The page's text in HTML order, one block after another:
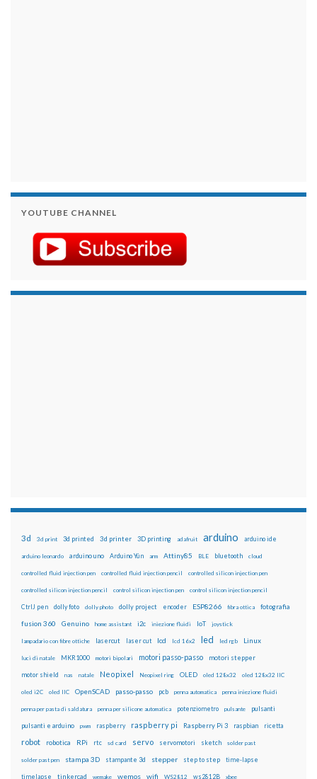
YOUTUBE CHANNEL
3d 3d print 3d printed 3d printer 3D printing adafruit arduino arduino ide
arduino leonardo arduino uno Arduino Yún arm Attiny85 BLE bluetooth cloud
controlled fluid injection pen controlled fluid injection pencil controlled silicon injection pen
controlled silicon injection pencil control silicon injection pen control silicon injection pencil
CtrlJ pen dolly foto dolly photo dolly project encoder ESP8266 fibra ottica fotografia
fusion 360 Genuino home assistant i2c iniezione fluidi IoT joystick
lampadario con fibre ottiche lasercut laser cut lcd lcd 16x2 led led rgb Linux
luci di natale MKR1000 motori bipolari motori passo-passo motori stepper
motor shield nas natale Neopixel Neopixel ring OLED oled 128x32 oled 128x32 IIC
oled i2C oled IIC OpenSCAD passo-passo pcb penna automatica penna iniezione fluidi
penna per pasta di saldatura penna per silicone automatica potenziometro pulsante pulsanti
pulsanti e arduino pwm raspberry raspberry pi Raspberry Pi 3 raspbian ricetta
robot robotica RPi rtc sd card servo servomotori sketch solder past
solder past pen stampa 3D stampante 3d stepper step to step time-lapse
timelapse tinkercad wemake wemos wifi WS2812 ws2812B xbee